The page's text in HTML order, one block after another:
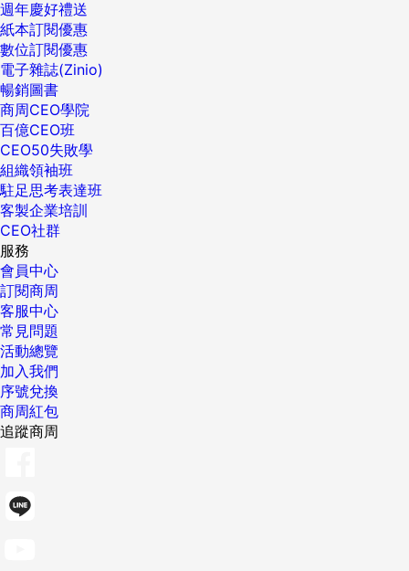
週年慶好禮送
紙本訂閱優惠
數位訂閱優惠
電子雜誌(Zinio)
暢銷圖書
商周CEO學院
百億CEO班
CEO50失敗學
組織領袖班
駐足思考表達班
客製企業培訓
CEO社群
服務
會員中心
訂閱商周
客服中心
常見問題
活動總覽
加入我們
序號兌換
商周紅包
追蹤商周